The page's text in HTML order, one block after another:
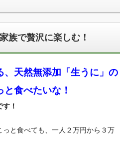
族で贅沢に楽しむ！
、天然無添加「生うに」の
食べたいな！
！
と食べても、一人２万円から３万